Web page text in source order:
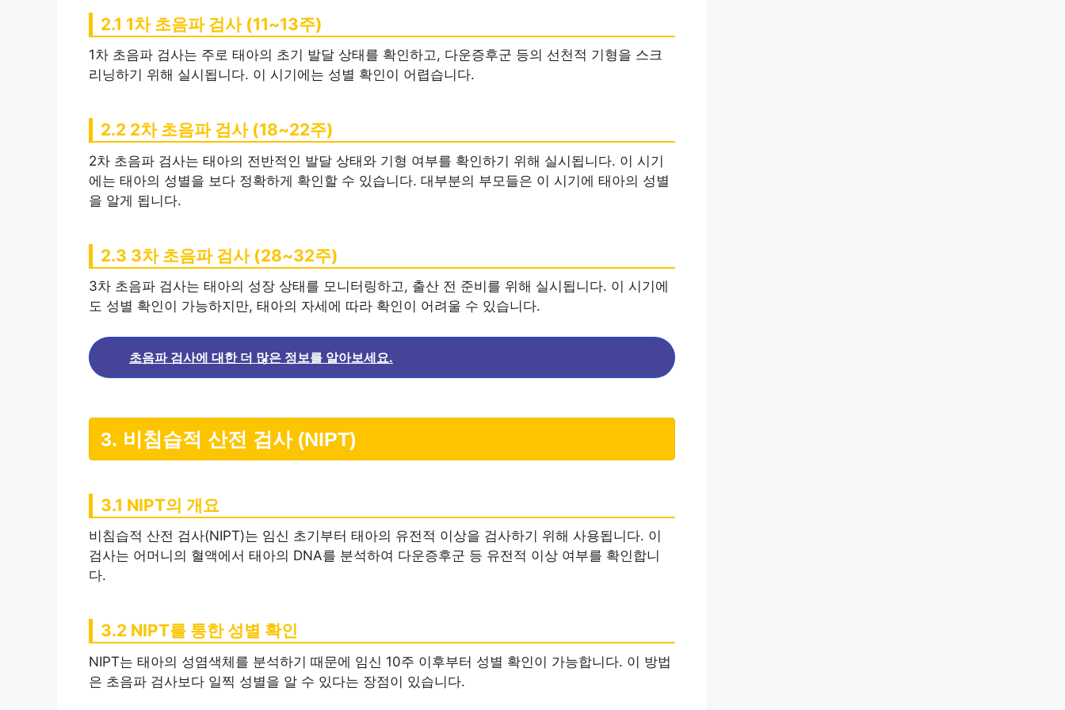
2.1 1차 초음파 검사 (11~13주)
1차 초음파 검사는 주로 태아의 초기 발달 상태를 확인하고, 다운증후군 등의 선천적 기형을 스크
리닝하기 위해 실시됩니다. 이 시기에는 성별 확인이 어렵습니다.
2.2 2차 초음파 검사 (18~22주)
2차 초음파 검사는 태아의 전반적인 발달 상태와 기형 여부를 확인하기 위해 실시됩니다. 이 시기
에는 태아의 성별을 보다 정확하게 확인할 수 있습니다. 대부분의 부모들은 이 시기에 태아의 성별
을 알게 됩니다.
2.3 3차 초음파 검사 (28~32주)
3차 초음파 검사는 태아의 성장 상태를 모니터링하고, 출산 전 준비를 위해 실시됩니다. 이 시기에
도 성별 확인이 가능하지만, 태아의 자세에 따라 확인이 어려울 수 있습니다.
초음파 검사에 대한 더 많은 정보를 알아보세요.
3. 비침습적 산전 검사 (NIPT)
3.1 NIPT의 개요
비침습적 산전 검사(NIPT)는 임신 초기부터 태아의 유전적 이상을 검사하기 위해 사용됩니다. 이
검사는 어머니의 혈액에서 태아의 DNA를 분석하여 다운증후군 등 유전적 이상 여부를 확인합니
다.
3.2 NIPT를 통한 성별 확인
NIPT는 태아의 성염색체를 분석하기 때문에 임신 10주 이후부터 성별 확인이 가능합니다. 이 방법
은 초음파 검사보다 일찍 성별을 알 수 있다는 장점이 있습니다.